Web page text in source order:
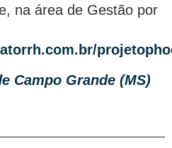
na área de Gestão por
Campo Grande (MS)